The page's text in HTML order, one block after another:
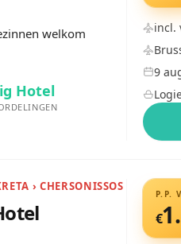
welkom
Hotel
incl.
9
› CHERSONISSOS
P.P.
€